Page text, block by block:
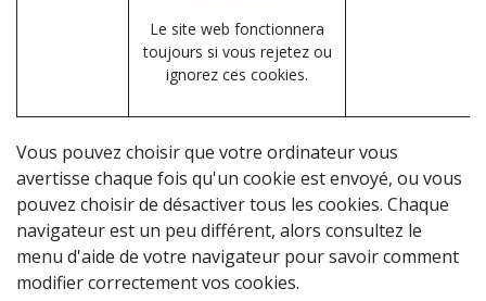
Le site web fonctionnera
toujours si vous rejetez ou
ignorez ces cookies.
Vous pouvez choisir que votre ordinateur vous
avertisse chaque fois qu'un cookie est envoyé, ou vous
pouvez choisir de désactiver tous les cookies. Chaque
navigateur est un peu différent, alors consultez le
menu d'aide de votre navigateur pour savoir comment
modifier correctement vos cookies.